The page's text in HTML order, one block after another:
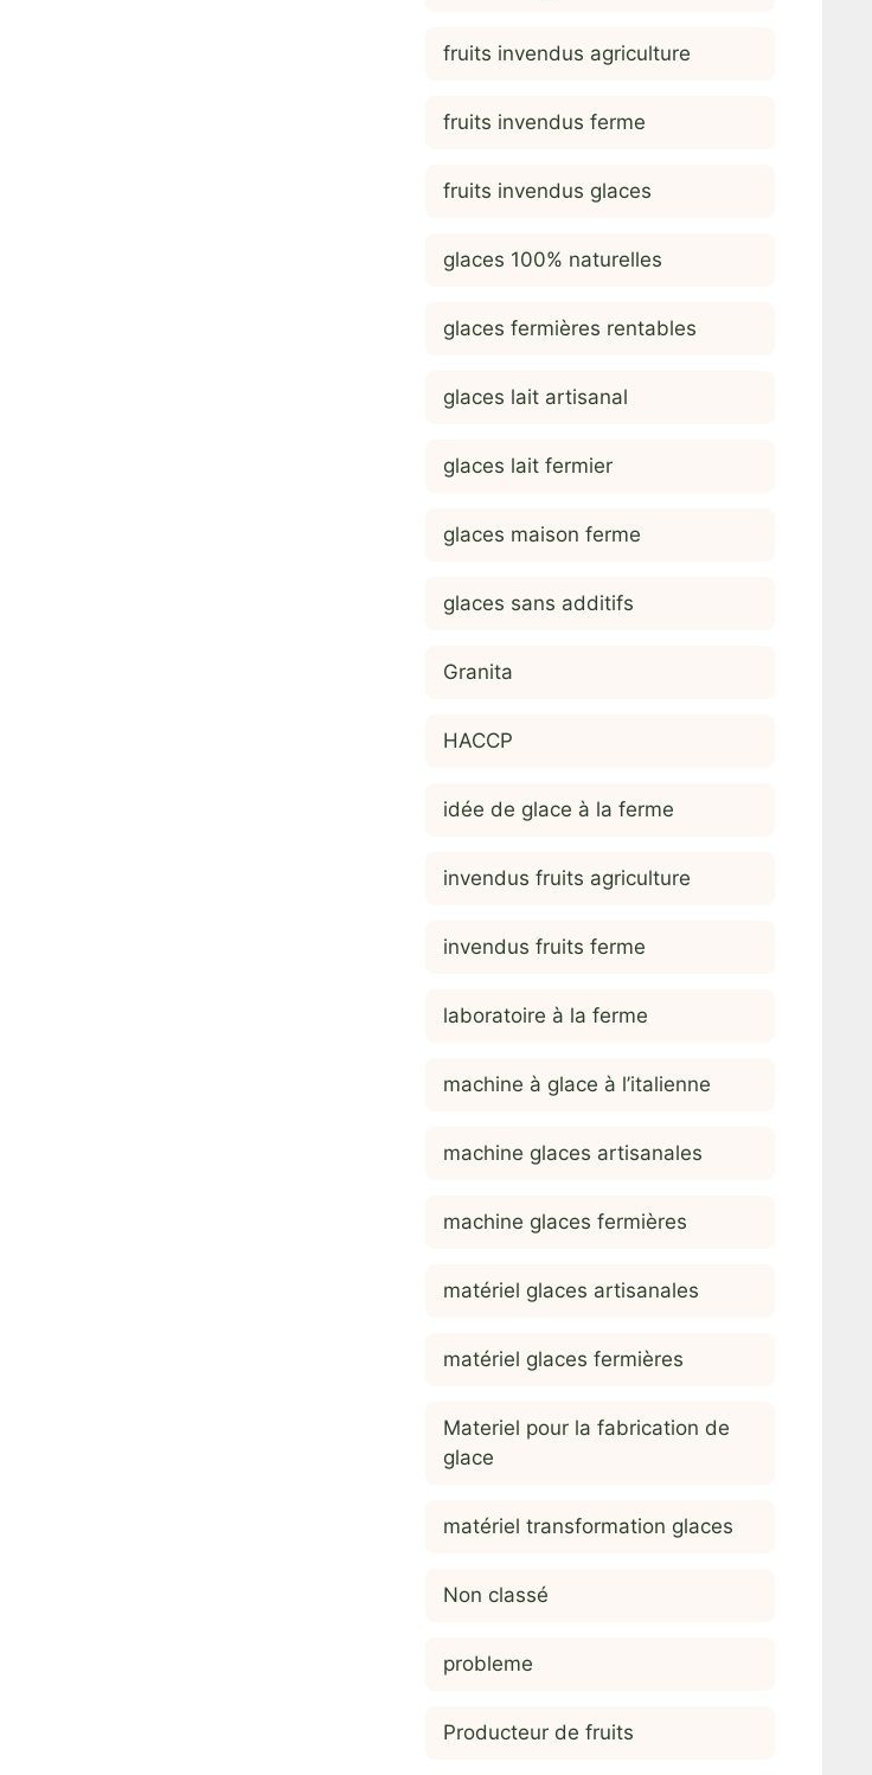
fruits invendus agriculture
fruits invendus ferme
fruits invendus glaces
glaces 100% naturelles
glaces fermières rentables
glaces lait artisanal
glaces lait fermier
glaces maison ferme
glaces sans additifs
Granita
HACCP
idée de glace à la ferme
invendus fruits agriculture
invendus fruits ferme
laboratoire à la ferme
machine à glace à l’italienne
machine glaces artisanales
machine glaces fermières
matériel glaces artisanales
matériel glaces fermières
Materiel pour la fabrication de
glace
matériel transformation glaces
Non classé
probleme
Producteur de fruits